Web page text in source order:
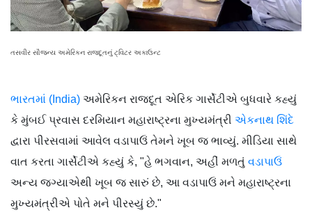
તસવીર સૌજન્ય અમેરિકન રાજદૂતનું ટ્વિટર અકાઉન્ટ
ભારતમાં (India) અમેરિકન રાજદૂત એરિક ગાર્સેટીએ બુધવારે કહ્યું
કે મુંબઈ પ્રવાસ દરમિયાન મહારાષ્ટ્રના મુખ્યમંત્રી એકનાથ શિંદે
દ્વારા પીરસવામાં આવેલ વડાપાઉં તેમને ખૂબ જ ભાવ્યું. મીડિયા સાથે
વાત કરતા ગાર્સેટીએ કહ્યું કે, "હે ભગવાન, અહીં મળતું વડાપાઉં
અન્ય જગ્યાએથી ખૂબ જ સારું છે, આ વડાપાઉં મને મહારાષ્ટ્રના
મુખ્યમંત્રીએ પોતે મને પીરસ્યું છે."